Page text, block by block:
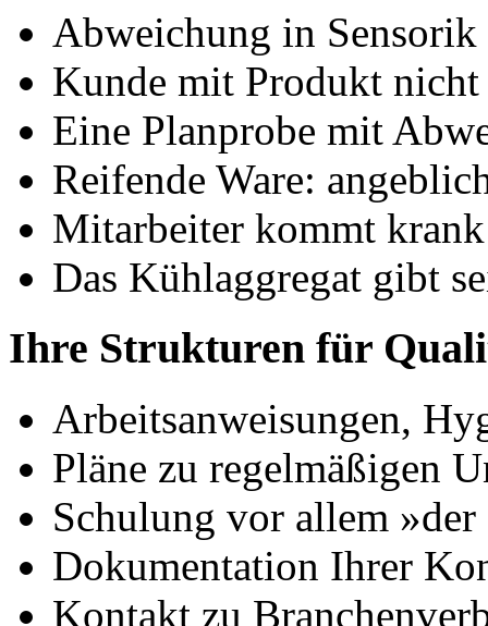
Abweichung in
Kunde mit Produkt
Eine Planprobe mit
Reifende Ware:
Mitarbeiter kommt
Das Kühlaggregat gibt
Ihre Strukturen für
Arbeitsanweisungen,
Pläne zu regelmäßigen
Schulung vor allem »der
Dokumentation Ihrer
Kontakt zu